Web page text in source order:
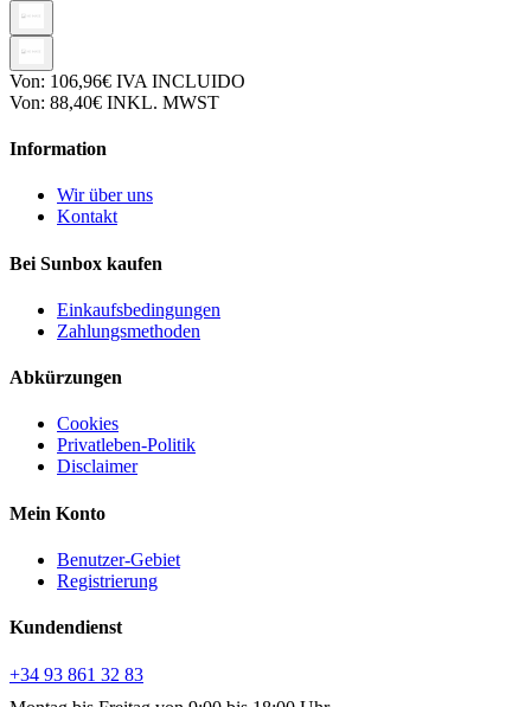
Von: 106,96€ IVA INCLUIDO
Von: 88,40€ INKL. MWST
Information
Wir über uns
Kontakt
Bei Sunbox kaufen
Einkaufsbedingungen
Zahlungsmethoden
Abkürzungen
Cookies
Privatleben-Politik
Disclaimer
Mein Konto
Benutzer-Gebiet
Registrierung
Kundendienst
+34 93 861 32 83